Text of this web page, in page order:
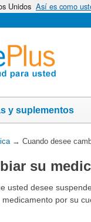
Unidos Así es como
y suplementos
→ Cuando desee
su
usted desee
por su